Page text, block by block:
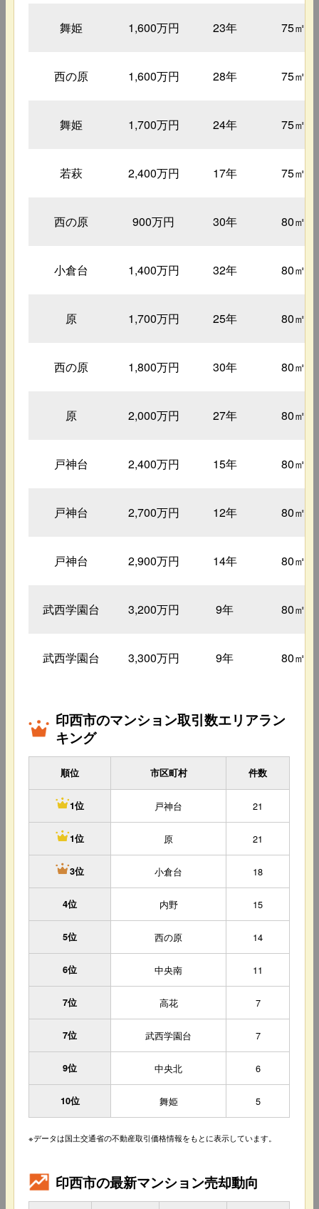
舞姫 1,600万円 23年 75㎡
西の原 1,600万円 28年 75㎡
舞姫 1,700万円 24年 75㎡
若萩 2,400万円 17年 75㎡
西の原 900万円 30年 80㎡
小倉台 1,400万円 32年 80㎡
原 1,700万円 25年 80㎡
西の原 1,800万円 30年 80㎡
原 2,000万円 27年 80㎡
戸神台 2,400万円 15年 80㎡
戸神台 2,700万円 12年 80㎡
戸神台 2,900万円 14年 80㎡
武西学園台 3,200万円 9年 80㎡
武西学園台 3,300万円 9年 80㎡
印西市のマンション取引数エリアラン
キング
順位 市区町村 件数
1位 戸神台 21
1位 原 21
3位 小倉台 18
4位 内野 15
5位 西の原 14
6位 中央南 11
7位 高花 7
7位 武西学園台 7
9位 中央北 6
10位 舞姫 5
※データは国土交通省の不動産取引価格情報をもとに表示しています。
印西市の最新マンション売却動向